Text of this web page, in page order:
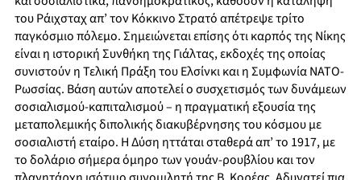
του Ράιχσταχ απ’ τον Κόκκινο Στρατό απέτρεψε τρίτο
παγκόσμιο πόλεμο. Σημειώνεται επίσης ότι καρπός της Νίκης
είναι η ιστορική Συνθήκη της Γιάλτας, εκδοχές της οποίας
συνιστούν η Τελική Πράξη του Ελσίνκι και η Συμφωνία ΝΑΤΟ-
Ρωσσίας. Βάση αυτών αποτελεί ο συσχετισμός των δυνάμεων
σοσιαλισμού-καπιταλισμού – η πραγματική εξουσία της
μεταπολεμικής διπολικής διακυβέρνησης του κόσμου με
σοσιαλιστή εταίρο. Η Δύση ηττάται σταθερά απ’ το 1917, με
το δολάριο σήμερα όμηρο των γουάν-ρουβλίου και τον